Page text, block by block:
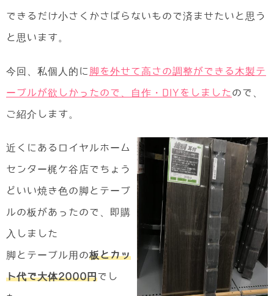
できるだけ小さくかさばらないもので済ませたいと思う
と思います。
今回、私個人的に 脚を外せて高さの調整ができる木製テ
ーブルが欲しかったので、自作・DIYをしましたので、
ご紹介します。
近くにあるロイヤルホーム
センター梶ケ谷店でちょう
どいい焼き色の脚とテーブ
ルの板があったので、即購
入しました
脚とテーブル用の板とカッ
ト代で大体2000円でし